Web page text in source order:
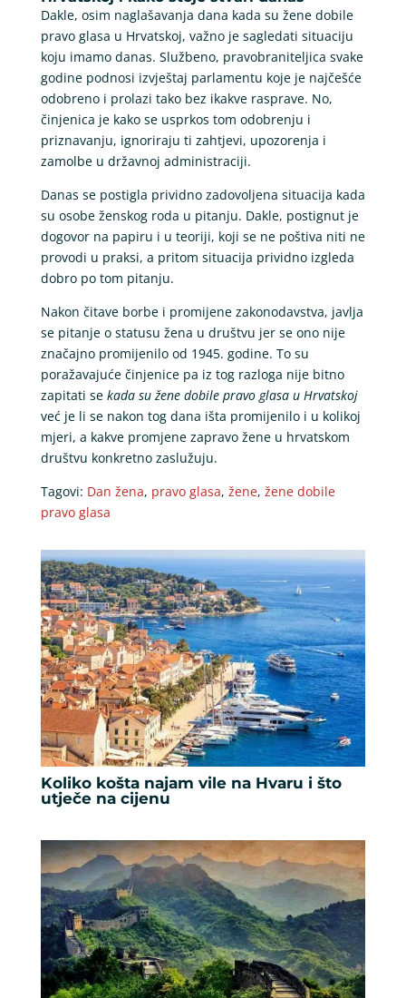
Dakle, osim naglašavanja dana kada su žene dobile
pravo glasa u Hrvatskoj, važno je sagledati situaciju
koju imamo danas. Službeno, pravobraniteljica svake
godine podnosi izvještaj parlamentu koje je najčešće
odobreno i prolazi tako bez ikakve rasprave. No,
činjenica je kako se usprkos tom odobrenju i
priznavanju, ignoriraju ti zahtjevi, upozorenja i
zamolbe u državnoj administraciji.
Danas se postigla prividno zadovoljena situacija kada
su osobe ženskog roda u pitanju. Dakle, postignut je
dogovor na papiru i u teoriji, koji se ne poštiva niti ne
provodi u praksi, a pritom situacija prividno izgleda
dobro po tom pitanju.
Nakon čitave borbe i promijene zakonodavstva, javlja
se pitanje o statusu žena u društvu jer se ono nije
značajno promijenilo od 1945. godine. To su
poražavajuće činjenice pa iz tog razloga nije bitno
zapitati se kada su žene dobile pravo glasa u Hrvatskoj
već je li se nakon tog dana išta promijenilo i u kolikoj
mjeri, a kakve promjene zapravo žene u hrvatskom
društvu konkretno zaslužuju.
Tagovi: Dan žena, pravo glasa, žene, žene dobile
pravo glasa
Koliko košta najam vile na Hvaru i što
utječe na cijenu